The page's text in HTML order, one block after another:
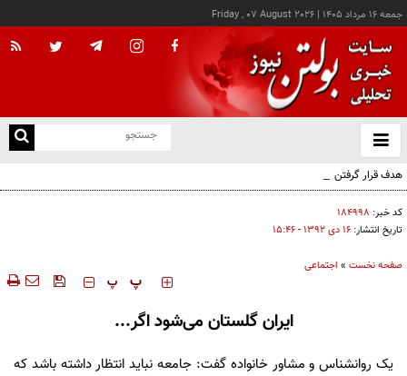
جمعه ۱۶ مرداد ۱۴۰۵ |
Friday , 07 August 2026
باز
و
هدف قرار گرفتن اتاق‌ فرماندهی مزدوران عربستان در یمن
کد خبر: ۱۸۴۹۹۸
تاریخ انتشار: ۱۶ دی ۱۳۹۲ - ۱۵:۴۶
صفحه نخست » اجتماعی
‍‍‍ پ پ
ایران گلستان می‌شود اگر...
یک روانشناس و مشاور خانواده گفت: جامعه نباید انتظار داشته باشد که